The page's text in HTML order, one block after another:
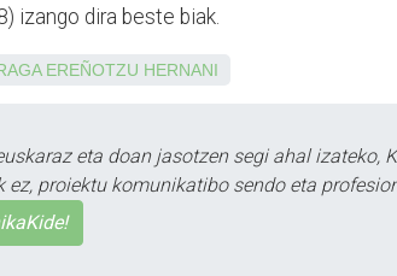
izango dira beste biak.
EREÑOTZU HERNANI
eta doan jasotzen segi ahal izateko,
ez, proiektu komunikatibo sendo eta